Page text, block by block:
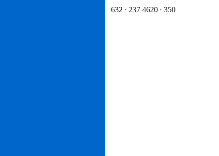
632 · 237 4620 · 350